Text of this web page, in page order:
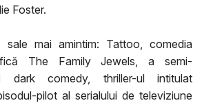
Foster.
sale mai amintim: Tattoo, comedia
The Family Jewels, a semi-
dark comedy, thriller-ul intitulat
pilot al serialului de televiziune